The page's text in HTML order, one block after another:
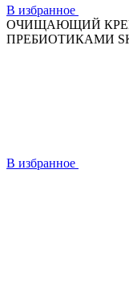
В избранное
ОЧИЩАЮЩИЙ
ПРЕБИОТИКАМИ
В избранное